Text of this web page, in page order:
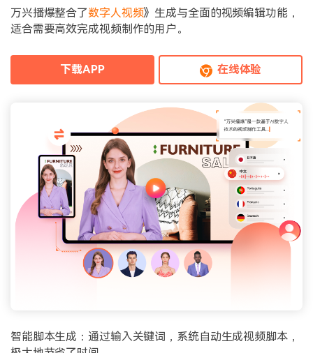
万兴播爆整合了数字人视频》生成与全面的视频编辑功能，
适合需要高效完成视频制作的用户。
下载APP 在线体验
智能脚本生成：通过输入关键词，系统自动生成视频脚本，